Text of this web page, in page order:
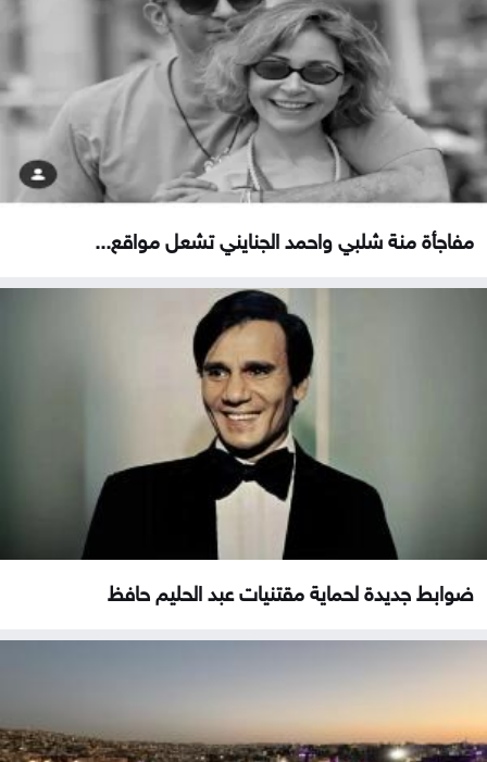
مفاجأة منة شلبي واحمد الجنايني تشعل مواقع...
ضوابط جديدة لحماية مقتنيات عبد الحليم حافظ